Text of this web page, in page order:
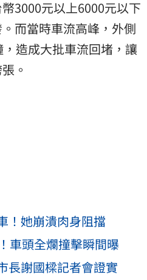
3000元以上6000元以下
而當時車流高峰，外側
造成大批車流回堵，讓
。
！她崩潰肉身阻擋
車頭全爛撞擊瞬間曝
長謝國樑記者會證實